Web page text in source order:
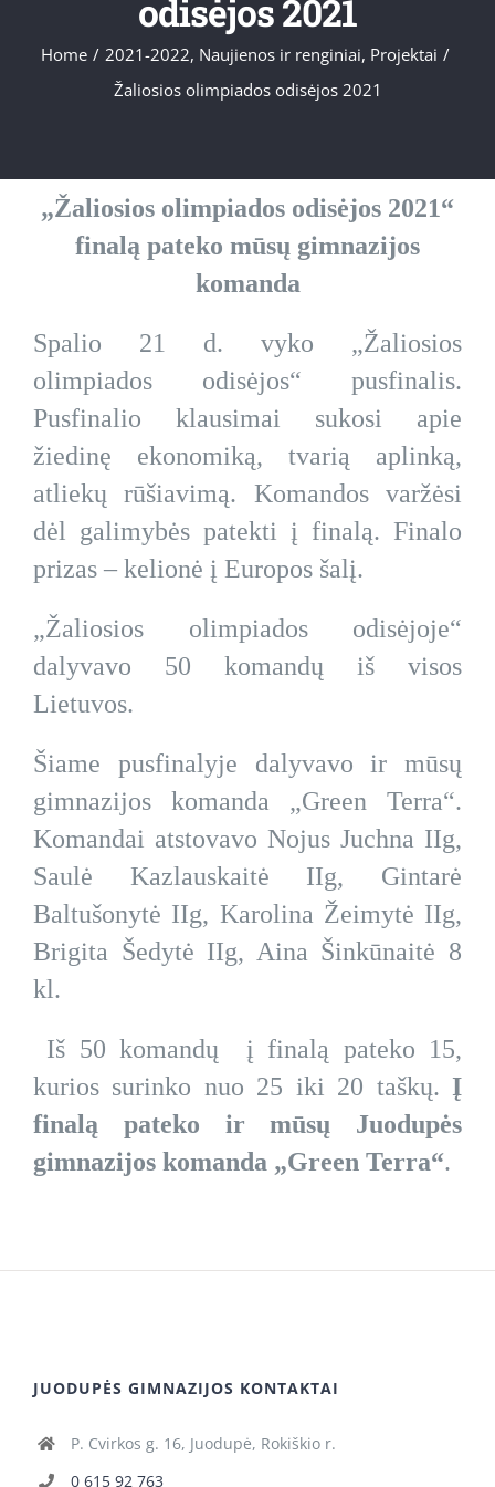
odisėjos 2021
Home / 2021-2022, Naujienos ir renginiai, Projektai /
Žaliosios olimpiados odisėjos 2021
„Žaliosios olimpiados odisėjos 2021“
finalą pateko mūsų gimnazijos
komanda
Spalio 21 d. vyko „Žaliosios
olimpiados odisėjos“ pusfinalis.
Pusfinalio klausimai sukosi apie
žiedinę ekonomiką, tvarią aplinką,
atliekų rūšiavimą. Komandos varžėsi
dėl galimybės patekti į finalą. Finalo
prizas – kelionė į Europos šalį.
„Žaliosios olimpiados odisėjoje“
dalyvavo 50 komandų iš visos
Lietuvos.
Šiame pusfinalyje dalyvavo ir mūsų
gimnazijos komanda „Green Terra“.
Komandai atstovavo Nojus Juchna IIg,
Saulė Kazlauskaitė IIg, Gintarė
Baltušonytė IIg, Karolina Žeimytė IIg,
Brigita Šedytė IIg, Aina Šinkūnaitė 8
kl.
Iš 50 komandų į finalą pateko 15,
kurios surinko nuo 25 iki 20 taškų. Į
finalą pateko ir mūsų Juodupės
gimnazijos komanda „Green Terra“.
JUODUPĖS GIMNAZIJOS KONTAKTAI
P. Cvirkos g. 16, Juodupė, Rokiškio r.
0 615 92 763